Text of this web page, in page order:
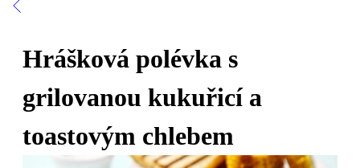
Hrášková polévka s
grilovanou kukuřicí a
toastovým chlebem